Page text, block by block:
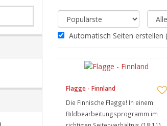
Automatisch Seiten erstellen
Flagge - Finnland
Die Finnische Flagge! In einem
Bildbearbeitungsprogramm im